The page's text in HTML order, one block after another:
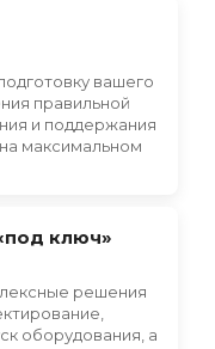
вашего
правильной
и поддержания
максимальном
ключ»
решения
оборудования, а